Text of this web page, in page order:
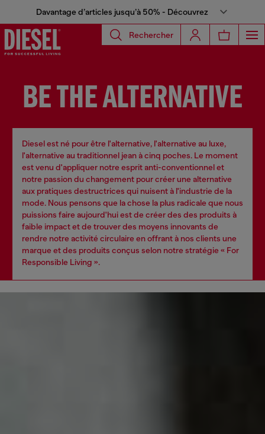
Davantage d’articles jusqu’à 50% - Découvrez
Rechercher
BE THE ALTERNATIVE
Diesel est né pour être l'alternative, l'alternative au luxe,
l'alternative au traditionnel jean à cinq poches. Le moment
est venu d'appliquer notre esprit anti-conventionnel et
notre passion du changement pour créer une alternative
aux pratiques destructrices qui nuisent à l'industrie de la
mode. Nous pensons que la chose la plus radicale que nous
puissions faire aujourd'hui est de créer des des produits à
faible impact et de trouver des moyens innovants de
rendre notre activité circulaire en offrant à nos clients une
marque et des produits conçus selon notre stratégie « For
Responsible Living ».